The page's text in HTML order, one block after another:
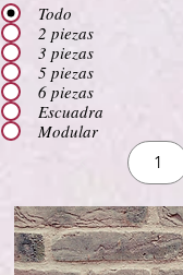
Todo
2 piezas
3 piezas
5 piezas
6 piezas
Escuadra
Modular
Página